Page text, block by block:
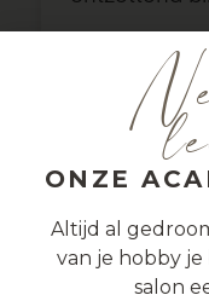
ONZE
Altijd al
van je hobby
salon